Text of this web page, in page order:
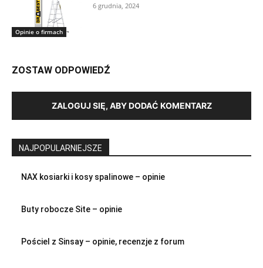
Opinie o firmach
6 grudnia, 2024
ZOSTAW ODPOWIEDŹ
ZALOGUJ SIĘ, ABY DODAĆ KOMENTARZ
NAJPOPULARNIEJSZE
NAX kosiarki i kosy spalinowe – opinie
Buty robocze Site – opinie
Pościel z Sinsay – opinie, recenzje z forum